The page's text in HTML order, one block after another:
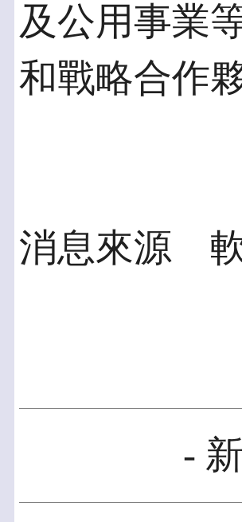
及公用事業
和戰略合作
消息來源
-